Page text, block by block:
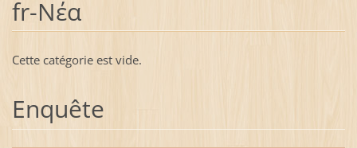
fr-Νέα
Cette catégorie est vide.
Enquête